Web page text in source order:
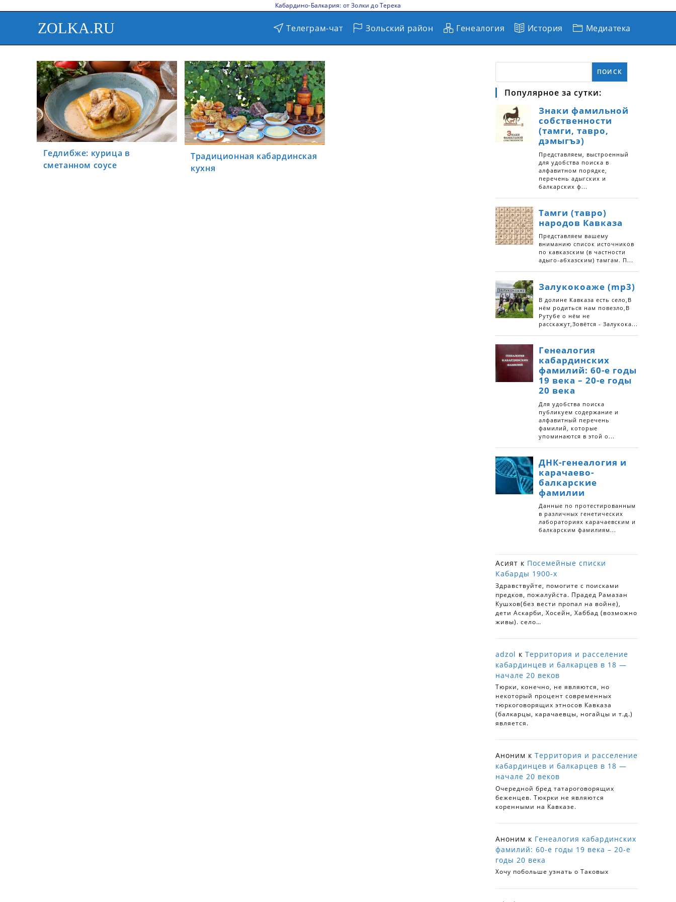
Кабардино-Балкария: от Золки до Терека
ZOLKA.RU Телеграм-чат Зольский район Генеалогия История Медиатека
Гедлибже: курица в
сметанном соусе
Традиционная кабардинская
кухня
ПОИСК
Популярное за сутки:
Асият к Посемейные списки
Кабарды 1900-х
Здравствуйте, помогите с поисками
предков, пожалуйста. Прадед Рамазан
Кушхов(без вести пропал на войне),
дети Аскарби, Хосейн, Хаббад (возможно
живы). село…
adzol к Территория и расселение
кабардинцев и балкарцев в 18 —
начале 20 веков
Тюрки, конечно, не являются, но
некоторый процент современных
тюркоговорящих этносов Кавказа
(балкарцы, карачаевцы, ногайцы и т.д.)
является.
Аноним к Территория и расселение
кабардинцев и балкарцев в 18 —
начале 20 веков
Очередной бред татароговорящих
беженцев. Тюкрки не являются
коренными на Кавказе.
Аноним к Генеалогия кабардинских
фамилий: 60-е годы 19 века – 20-е
годы 20 века
Хочу побольше узнать о Таковых